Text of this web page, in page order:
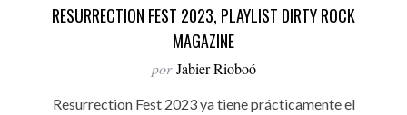
RESURRECTION FEST 2023, PLAYLIST DIRTY ROCK
MAGAZINE
por Jabier Rioboó
Resurrection Fest 2023 ya tiene prácticamente el